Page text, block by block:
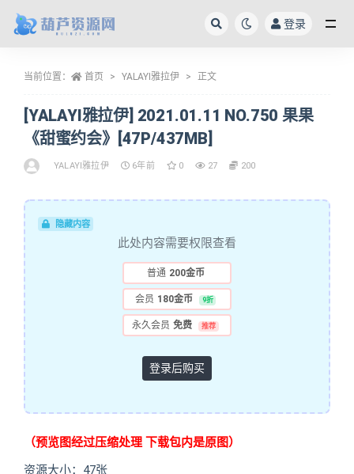
登录
当前位置： 首页 YALAYI雅拉伊 正文
[YALAYI雅拉伊] 2021.01.11 NO.750 果果
《甜蜜约会》[47P/437MB]
YALAYI雅拉伊 6年前 0 27 200
隐藏内容
此处内容需要权限查看
普通 200金币
会员 180金币 9折
永久会员 免费 推荐
登录后购买
（预览图经过压缩处理 下载包内是原图）
资源大小：47张